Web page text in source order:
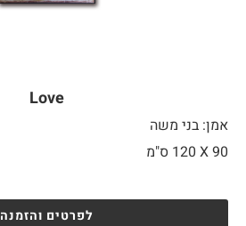
Love
אמן: בני משה
90 X
לפרטים והזמנה